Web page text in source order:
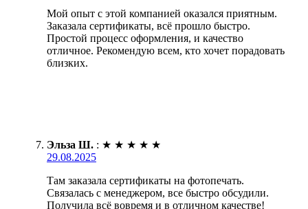
Мой опыт с этой компанией оказался приятным.
Заказала сертификаты, всё прошло быстро.
Простой процесс оформления, и качество
отличное. Рекомендую всем, кто хочет порадовать
близких.
Эльза Ш. : ★ ★ ★ ★ ★
29.08.2025
Там заказала сертификаты на фотопечать.
Связалась с менеджером, все быстро обсудили.
Получила всё вовремя и в отличном качестве!